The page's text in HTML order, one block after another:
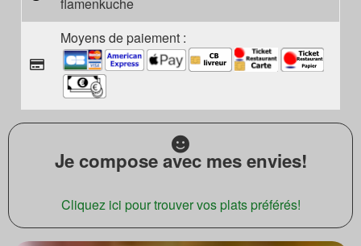
Moyens de paiement :
Je compose avec mes envies!
Cliquez ici pour trouver vos plats préférés!